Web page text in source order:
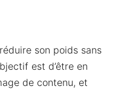
son poids sans
est d’être en
de contenu, et